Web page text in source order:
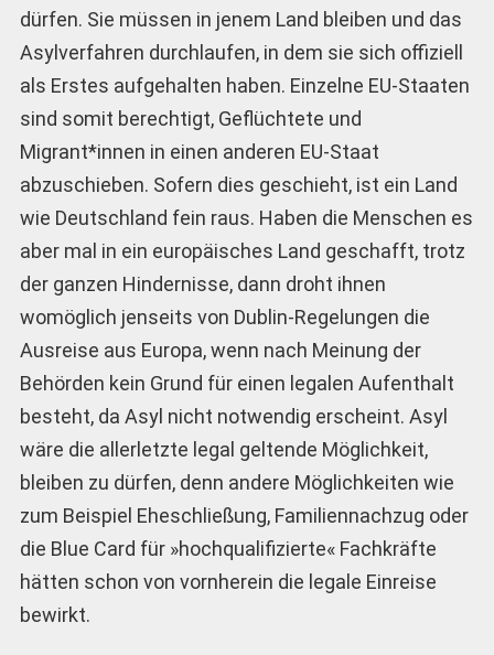
dürfen. Sie müssen in jenem Land bleiben und das
Asylverfahren durchlaufen, in dem sie sich offiziell
als Erstes aufgehalten haben. Einzelne EU-Staaten
sind somit berechtigt, Geflüchtete und
Migrant*innen in einen anderen EU-Staat
abzuschieben. Sofern dies geschieht, ist ein Land
wie Deutschland fein raus. Haben die Menschen es
aber mal in ein europäisches Land geschafft, trotz
der ganzen Hindernisse, dann droht ihnen
womöglich jenseits von Dublin-Regelungen die
Ausreise aus Europa, wenn nach Meinung der
Behörden kein Grund für einen legalen Aufenthalt
besteht, da Asyl nicht notwendig erscheint. Asyl
wäre die allerletzte legal geltende Möglichkeit,
bleiben zu dürfen, denn andere Möglichkeiten wie
zum Beispiel Eheschließung, Familiennachzug oder
die Blue Card für »hochqualifizierte« Fachkräfte
hätten schon von vornherein die legale Einreise
bewirkt.